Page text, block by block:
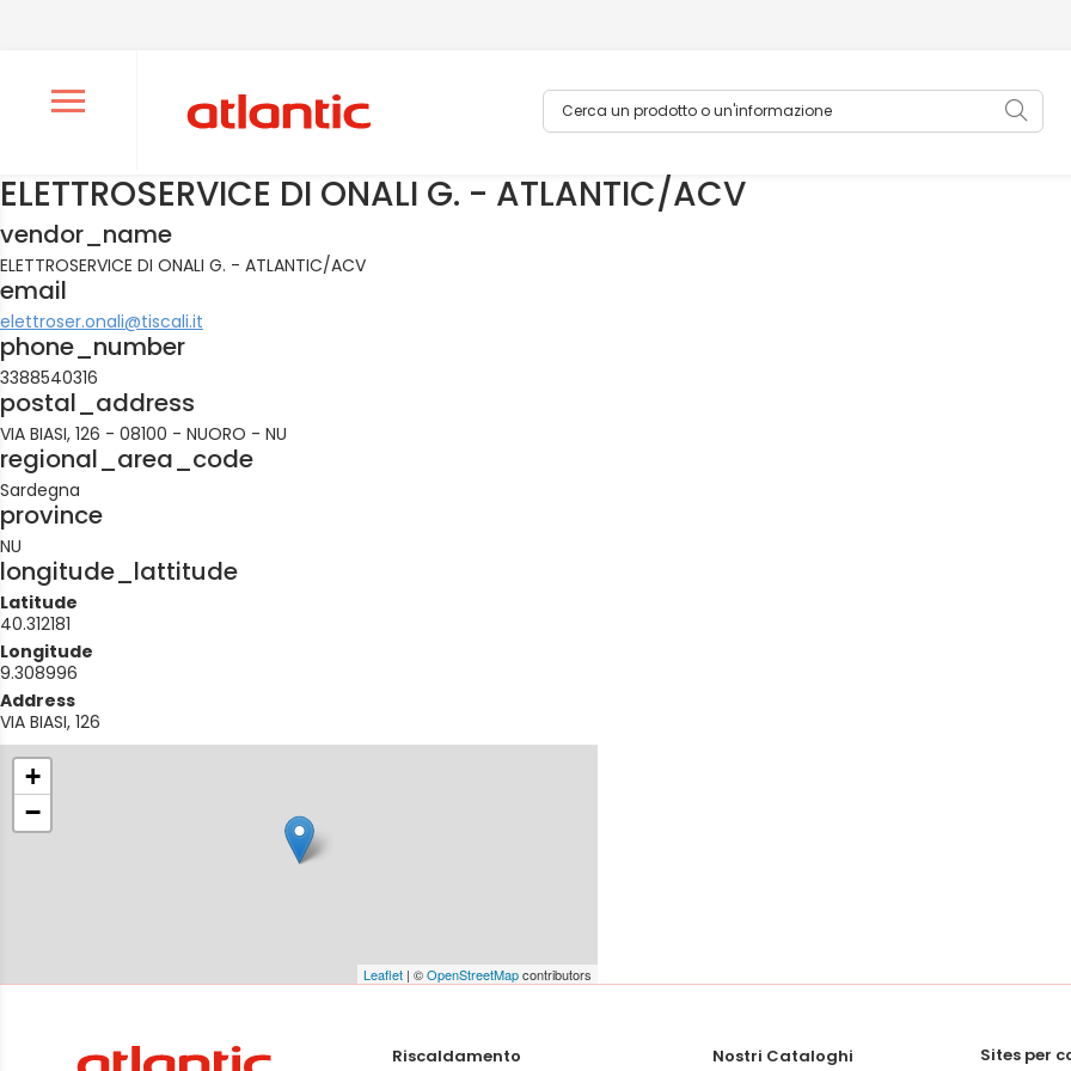
Ouvrir le menu de navigation
Cerca un prodotto o un'informazione
ELETTROSERVICE DI ONALI G. - ATLANTIC/ACV
vendor_name
ELETTROSERVICE DI ONALI G. - ATLANTIC/ACV
email
elettroser.onali@tiscali.it
phone_number
3388540316
postal_address
VIA BIASI, 126 - 08100 - NUORO - NU
regional_area_code
Sardegna
province
NU
longitude_lattitude
Latitude
40.312181
Longitude
9.308996
Address
VIA BIASI, 126
+
−
Leaflet | ©OpenStreetMapcontributors
Riscaldamento Nostri Cataloghi Sites per